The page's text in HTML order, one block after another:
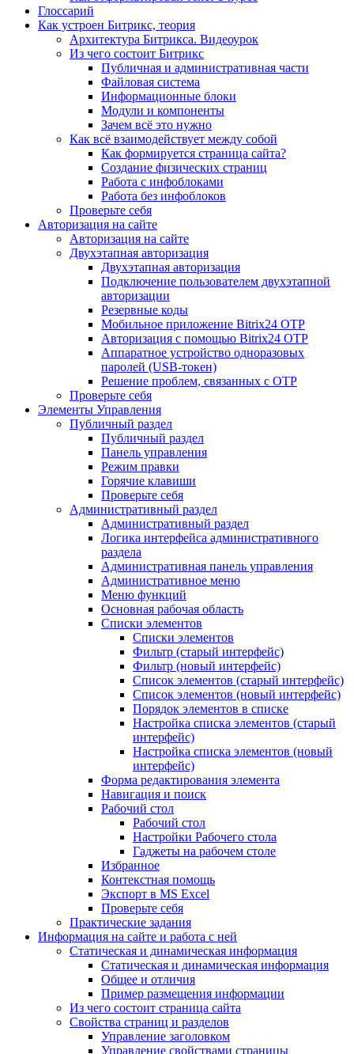
Глоссарий
Как устроен Битрикс, теория
Архитектура Битрикса. Видеоурок
Из чего состоит Битрикс
Публичная и административная части
Файловая система
Информационные блоки
Модули и компоненты
Зачем всё это нужно
Как всё взаимодействует между собой
Как формируется страница сайта?
Создание физических страниц
Работа с инфоблоками
Работа без инфоблоков
Проверьте себя
Авторизация на сайте
Авторизация на сайте
Двухэтапная авторизация
Двухэтапная авторизация
Подключение пользователем двухэтапной
авторизации
Резервные коды
Мобильное приложение Bitrix24 OTP
Авторизация с помощью Bitrix24 OTP
Аппаратное устройство одноразовых
паролей (USB-токен)
Решение проблем, связанных с OTP
Проверьте себя
Элементы Управления
Публичный раздел
Публичный раздел
Панель управления
Режим правки
Горячие клавиши
Проверьте себя
Административный раздел
Административный раздел
Логика интерфейса административного
раздела
Административная панель управления
Административное меню
Меню функций
Основная рабочая область
Списки элементов
Списки элементов
Фильтр (старый интерфейс)
Фильтр (новый интерфейс)
Список элементов (старый интерфейс)
Список элементов (новый интерфейс)
Порядок элементов в списке
Настройка списка элементов (старый
интерфейс)
Настройка списка элементов (новый
интерфейс)
Форма редактирования элемента
Навигация и поиск
Рабочий стол
Рабочий стол
Настройки Рабочего стола
Гаджеты на рабочем столе
Избранное
Контекстная помощь
Экспорт в MS Excel
Проверьте себя
Практические задания
Информация на сайте и работа с ней
Статическая и динамическая информация
Статическая и динамическая информация
Общее и отличия
Пример размещения информации
Из чего состоит страница сайта
Свойства страниц и разделов
Управление заголовком
Управление свойствами страницы